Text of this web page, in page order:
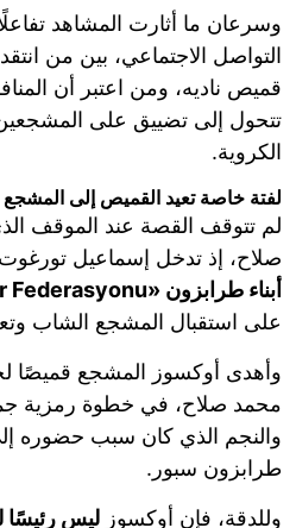
وسرعان ما أثارت المشاهد
التواصل الاجتماعي، بين من
قميص ناديه، ومن اعتبر أن
تتحول إلى تضييق على المشجعين
الكروية.
لفتة خاصة تعيد القميص إلى المشجع
لم تتوقف القصة عند الموقف
صلاح، إذ تدخل إسماعيل
أبناء طرابزون «Trabzonlular Federasyonu»
على استقبال المشجع الشاب
وأهدى أوكسوز المشجع قميصًا
محمد صلاح، في خطوة رمزية
والنجم الذي كان سبب حضوره
طرابزون سبور.
وللدقة، فإن أوكسوز ليس رئيسًا